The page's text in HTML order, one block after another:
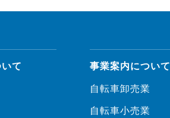
て 事業案内について
自転車卸売業
自転車小売業